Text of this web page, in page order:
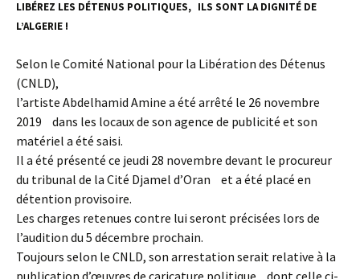
LIBÉREZ LES DÉTENUS POLITIQUES, ILS SONT LA DIGNITÉ DE
L’ALGERIE !
Selon le Comité National pour la Libération des Détenus
(CNLD),
l’artiste Abdelhamid Amine a été arrêté le 26 novembre
2019 dans les locaux de son agence de publicité et son
matériel a été saisi.
Il a été présenté ce jeudi 28 novembre devant le procureur
du tribunal de la Cité Djamel d’Oran et a été placé en
détention provisoire.
Les charges retenues contre lui seront précisées lors de
l’audition du 5 décembre prochain.
Toujours selon le CNLD, son arrestation serait relative à la
publication d’œuvres de caricature politique dont celle ci-